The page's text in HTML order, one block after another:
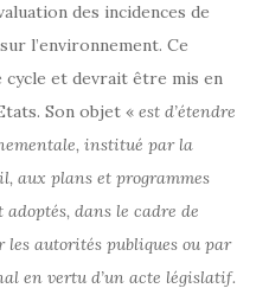
des incidences de
l’environnement. Ce
cycle et devrait être mis en
Son objet « est d’étendre
institué par la
aux plans et programmes
dans le cadre de
les autorités publiques ou par
en vertu d’un acte législatif.